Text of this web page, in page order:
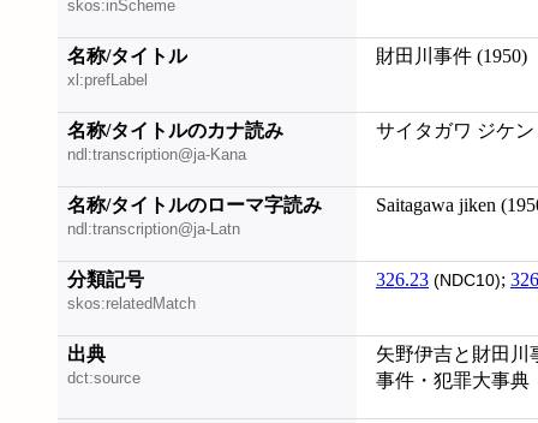
skos:inScheme
名称/タイトル
xl:prefLabel
財田川事件 (1950)
名称/タイトルのカナ読み
ndl:transcription@ja-Kana
サイタガワ ジケン
名称/タイトルのローマ字読み
ndl:transcription@ja-Latn
Saitagawa jiken
分類記号
skos:relatedMatch
326.23 (NDC10);
出典
dct:source
矢野伊吉と財田川
事件・犯罪大事典